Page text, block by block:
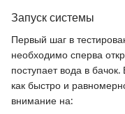
Запуск системы
Первый шаг в
необходимо сперва
поступает вода в
как быстро и
внимание на: